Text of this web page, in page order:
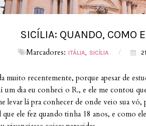
SICÍLIA: QUANDO, COMO
Marcadores: ITÁLIA SICÍLIA /
muito recentemente, porque apesar de
um dia eu conheci o R., e ele me contou
levar lá pra conhecer de onde veio sua
ele fez quando tinha 18 anos, e como